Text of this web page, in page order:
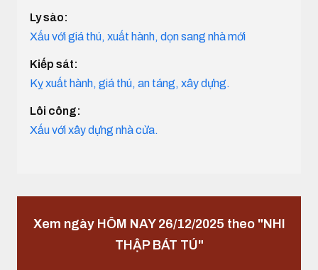
Ly sào:
Xấu với giá thú, xuất hành, dọn sang nhà mới
Kiếp sát:
Kỵ xuất hành, giá thú, an táng, xây dựng.
Lôi công:
Xấu với xây dựng nhà cửa.
Xem ngày HÔM NAY 26/12/2025 theo "NHI
THẬP BÁT TÚ"